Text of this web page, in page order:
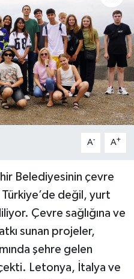
A- A+
Belediyesinin çevre
Türkiye’de değil, yurt
Çevre sağlığına ve
sunan projeler,
şehre gelen
Letonya, İtalya ve